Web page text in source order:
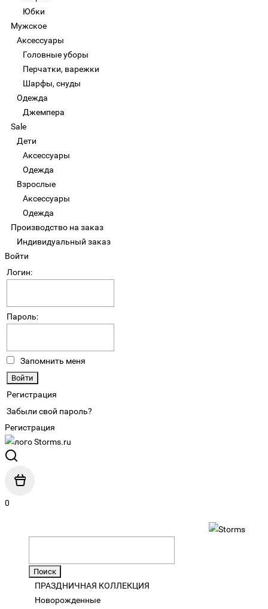
Юбки
Мужское
Аксессуары
Головные уборы
Перчатки, варежки
Шарфы, снуды
Одежда
Джемпера
Sale
Дети
Аксессуары
Одежда
Взрослые
Аксессуары
Одежда
Производство на заказ
Индивидуальный заказ
Войти
Логин:
Пароль:
Запомнить меня
Регистрация
Забыли свой пароль?
Регистрация
0
ПРАЗДНИЧНАЯ КОЛЛЕКЦИЯ
Новорожденные